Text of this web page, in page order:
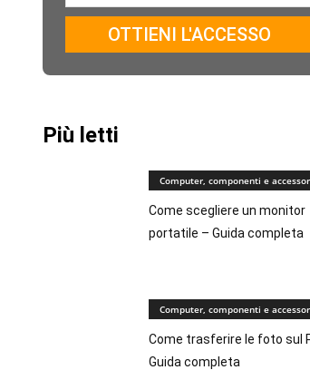
Più letti
Computer, componenti e
Come scegliere un monitor
portatile – Guida completa
Computer, componenti e
Come trasferire le foto sul
Guida completa